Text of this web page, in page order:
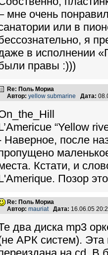
мне очень
или в
я
в исполнении
правы :)))
Re: Поль Мориа
Автор: yellow submarine Дата:
“Yellow
Наверное, после
Кстати, и
Позор
Re: Поль Мориа
Автор: mauriat Дата: 16.06.05
два диска mp3
АРК систем). Эта